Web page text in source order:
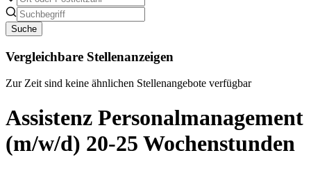
Suche
Vergleichbare Stellenanzeigen
Zur Zeit sind keine ähnlichen Stellenangebote verfügbar
Assistenz Personalmanagement
(m/w/d) 20-25 Wochenstunden